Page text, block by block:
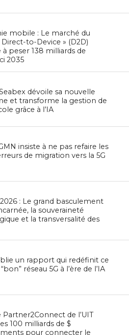
mobile : Le marché du
to-Device » (D2D)
à peser 138 milliards de
2035
dévoile sa nouvelle
et transforme la gestion de
grâce à l’IA
insiste à ne pas refaire les
de migration vers la 5G
: Le grand basculement
la souveraineté
et la transversalité des
un rapport qui redéfinit ce
réseau 5G à l’ère de l’IA
Partner2Connect de l’UIT
100 milliards de $
pour connecter le